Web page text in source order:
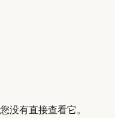
没有直接查看它。